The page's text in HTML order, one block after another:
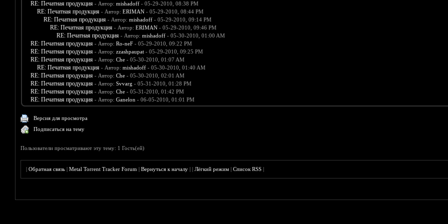
RE: Печатная продукция - Автор: mishadoff- 05-29-2010, 08:38 PM
RE: Печатная продукция - Автор: ERIMAN- 05-29-2010, 08:44 PM
RE: Печатная продукция - Автор: mishadoff- 05-29-2010, 09:14 PM
RE: Печатная продукция - Автор: ERIMAN- 05-29-2010, 09:46 PM
RE: Печатная продукция - Автор: mishadoff- 05-30-2010, 01:00 AM
RE: Печатная продукция - Автор: Ro-neF- 05-29-2010, 09:22 PM
RE: Печатная продукция - Автор: zzashpaupat- 05-29-2010, 09:25 PM
RE: Печатная продукция - Автор: Che- 05-30-2010, 01:07 AM
RE: Печатная продукция - Автор: mishadoff- 05-30-2010, 01:40 AM
RE: Печатная продукция - Автор: Che- 05-30-2010, 02:01 AM
RE: Печатная продукция - Автор: Svvarg - 05-31-2010, 01:28 PM
RE: Печатная продукция - Автор: Che- 05-31-2010, 01:42 PM
RE: Печатная продукция - Автор: Ganelon - 06-05-2010, 01:01 PM
Версия для просмотра
Подписаться на тему
Пользователи просматривают эту тему: 1 Гость(ей)
|Обратная связь |Metal Torrent Tracker Forum |Вернуться к началу ||Лёгкий режим |Список RSS |